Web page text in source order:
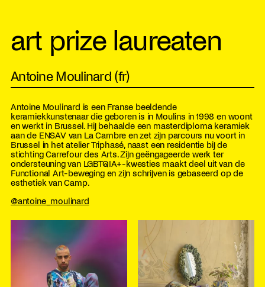
art prize laureaten
Antoine Moulinard (fr)
Antoine Moulinard is een Franse beeldende
keramiekkunstenaar die geboren is in Moulins in 1998 en woont
en werkt in Brussel. Hij behaalde een masterdiploma keramiek
aan de ENSAV van La Cambre en zet zijn parcours nu voort in
Brussel in het atelier Triphasé, naast een residentie bij de
stichting Carrefour des Arts. Zijn geëngageerde werk ter
ondersteuning van LGBTQIA+-kwesties maakt deel uit van de
Functional Art-beweging en zijn schrijven is gebaseerd op de
esthetiek van Camp.
@antoine_moulinard